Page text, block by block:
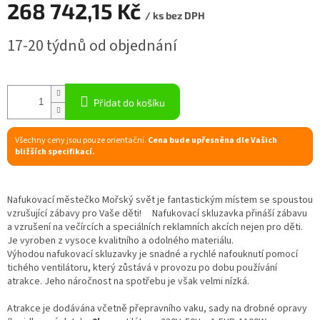
268 742,15 Kč / ks bez DPH
cena:
17-20 týdnů od objednání
Přidat do košíku
Všechny ceny jsou pouze orientační. Cena bude upřesněna dle Vašich
bližších specifikací.
Nafukovací městečko Mořský svět je fantastickým místem se spoustou
vzrušující zábavy pro Vaše děti! Nafukovací skluzavka přináší zábavu
a vzrušení na večírcích a speciálních reklamních akcích nejen pro děti.
Je vyroben z vysoce kvalitního a odolného materiálu.
Výhodou nafukovací skluzavky je snadné a rychlé nafouknutí pomocí
tichého ventilátoru, který zůstává v provozu po dobu používání
atrakce. Jeho náročnost na spotřebu je však velmi nízká.
Atrakce je dodávána včetně přepravního vaku, sady na drobné opravy